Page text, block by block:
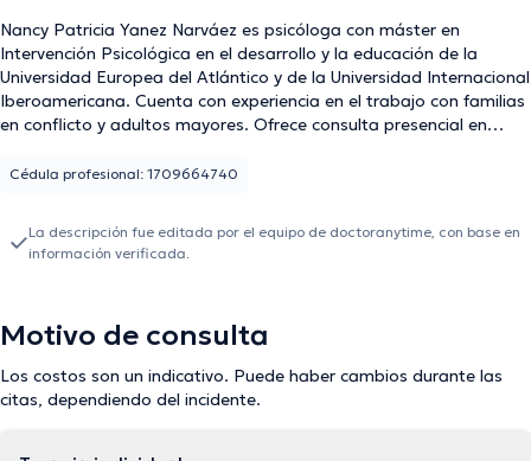
Nancy Patricia Yanez Narváez es psicóloga con máster en
Intervención Psicológica en el desarrollo y la educación de la
Universidad Europea del Atlántico y de la Universidad Internacional
Iberoamericana. Cuenta con experiencia en el trabajo con familias
en conflicto y adultos mayores. Ofrece consulta presencial en
Cédula profesional: 1709664740
La descripción fue editada por el equipo de doctoranytime, con base en
información verificada.
Motivo de consulta
Los costos son un indicativo. Puede haber cambios durante las
citas, dependiendo del incidente.